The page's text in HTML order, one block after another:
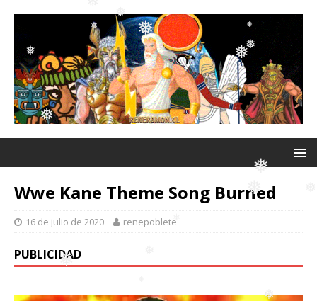
❅
❅ ❅
❅
❅
❅
❅
❅
❅
❅
❅
Wwe Kane Theme Song Burned
16 de julio de 2020 renepoblete
PUBLICIDAD